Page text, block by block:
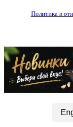
Политика в